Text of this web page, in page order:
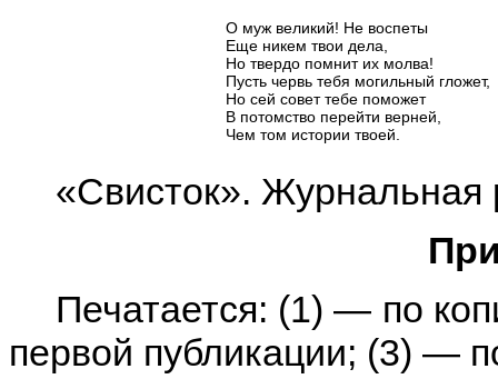
О муж великий! Не воспеты
Еще никем твои дела,
Но твердо помнит их молва!
Пусть червь тебя могильный гложет,
Но сей совет тебе поможет
В потомство перейти верней,
Чем том истории твоей.
«Свисток». Журнальная
Печатается: (1) — по
первой публикации; (3) —